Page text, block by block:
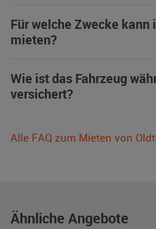
Für welche Zwecke
mieten?
Wie ist das Fahrzeug
versichert?
Alle FAQ zum Mieten von
Ähnliche Angebote